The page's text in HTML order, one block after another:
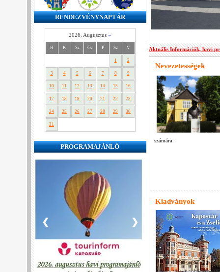
RENDEZVÉNYNAPTÁR
2026. Augusztus »
H K Sz Cs P Sz V
1 2
3 4 5 6 7 8 9
10 11 12 13 14 15 16
17 18 19 20 21 22 23
24 25 26 27 28 29 30
31
PROGRAMAJÁNLÓ
❮ ❯
Aktuális Információk, havi
Nevezetességek
számára.
Kiadványok